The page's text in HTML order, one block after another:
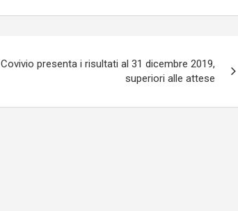
Covivio presenta i risultati al 31 dicembre 2019,
superiori alle attese